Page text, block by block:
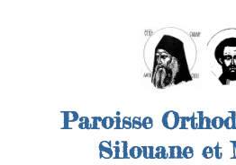
Paroisse
Silouane et